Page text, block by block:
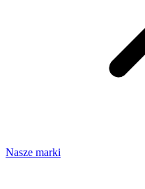
Nasze marki